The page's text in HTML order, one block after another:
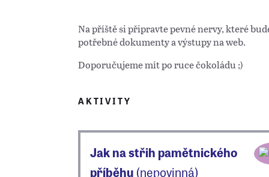
Na příště si připravte pevné nervy, které
potřebné dokumenty a výstupy na web.
Doporučujeme mít po ruce čokoládu ;)
AKTIVITY
Jak na střih pamětnického
příběhu (nepovinná)